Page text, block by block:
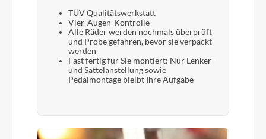
TÜV Qualitätswerkstatt
Vier-Augen-Kontrolle
Alle Räder werden nochmals überprüft
und Probe gefahren, bevor sie verpackt
werden
Fast fertig für Sie montiert: Nur Lenker-
und Sattelanstellung sowie
Pedalmontage bleibt Ihre Aufgabe